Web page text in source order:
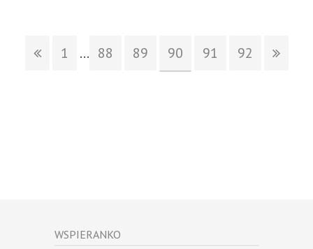
1 ... 88 89 90 91 92
WSPIERANKO